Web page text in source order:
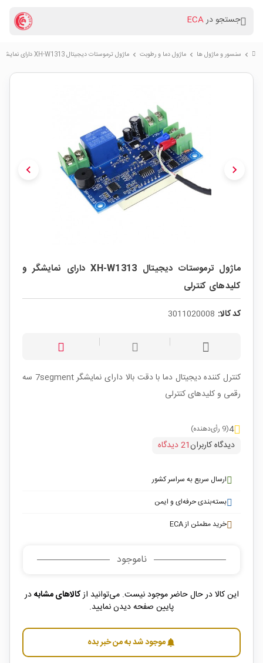
جستجو درECA
chevron_right سنسور و ماژول ها chevron_right ماژول دما و رطوبت chevron_right ماژول ترموستات دیجیتال XH-W1313 دارای نمایشگر و کلیدهای کنترلی
chevron_left chevron_right
ماژول ترموستات دیجیتال XH-W1313 دارای نمایشگر و
کلیدهای کنترلی
کد کالا: 3011020008
کنترل کننده دیجیتال دما با دقت بالا دارای نمایشگر 7segment سه
رقمی و کلیدهای کنترلی
4(9 رأی‌دهنده)
دیدگاه کاربران21 دیدگاه
ارسال سریع به سراسر کشور
بسته‌بندی حرفه‌ای و ایمن
خرید مطمئن از ECA
ناموجود
این کالا در حال حاضر موجود نیست. می‌توانید ازکالاهای مشابهدر
پایین صفحه دیدن نمایید.
notificationsموجود شد به من خبر بده